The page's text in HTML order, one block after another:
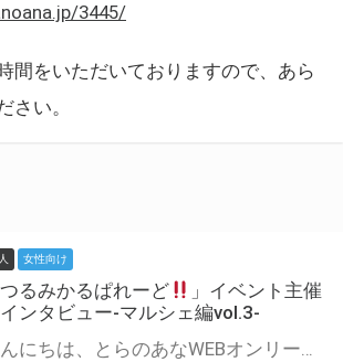
3445/
間をいただいておりますので、あら
さい。
女性向け
つるみかるぱれーど
」イベント主催
ンタビュー-マルシェ編vol.3-
こんにちは、とらのあなWEBオンリー運営スタッフです。 新たにお届けする、イベント主催者インタビュー-マルシェ編-は、 とらのあなWEBオンリー「マルシェ」をご利用した主催様に 「マルシェ」を使って開催した感想や心がけをお聞きする企画です。 今回は、WEBオンリー初開催「つるみかるぱれーど